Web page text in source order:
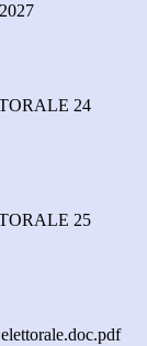
24
25